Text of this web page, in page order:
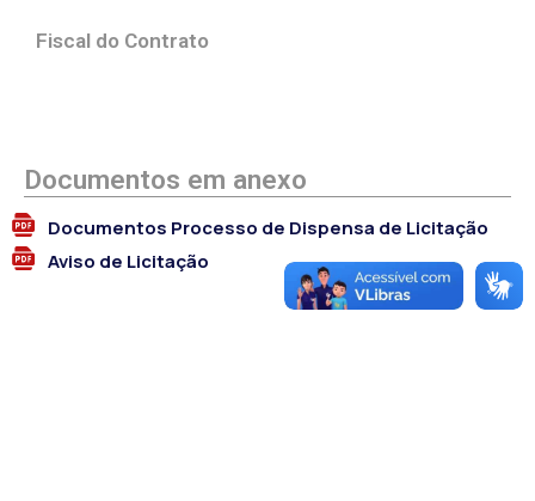
Fiscal do Contrato
Documentos em anexo
Documentos Processo de Dispensa de Licitação
Aviso de Licitação